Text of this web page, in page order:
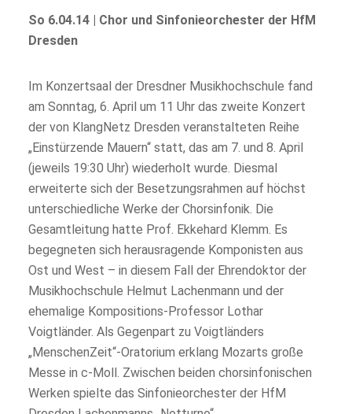
So 6.04.14 | Chor und Sinfonieorchester der HfM
Dresden
Im Konzertsaal der Dresdner Musikhochschule fand
am Sonntag, 6. April um 11 Uhr das zweite Konzert
der von KlangNetz Dresden veranstalteten Reihe
„Einstürzende Mauern“ statt, das am 7. und 8. April
(jeweils 19:30 Uhr) wiederholt wurde. Diesmal
erweiterte sich der Besetzungsrahmen auf höchst
unterschiedliche Werke der Chorsinfonik. Die
Gesamtleitung hatte Prof. Ekkehard Klemm. Es
begegneten sich herausragende Komponisten aus
Ost und West – in diesem Fall der Ehrendoktor der
Musikhochschule Helmut Lachenmann und der
ehemalige Kompositions-Professor Lothar
Voigtländer. Als Gegenpart zu Voigtländers
„MenschenZeit“-Oratorium erklang Mozarts große
Messe in c-Moll. Zwischen beiden chorsinfonischen
Werken spielte das Sinfonieorchester der HfM